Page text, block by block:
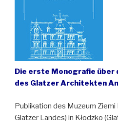
erschlossen“
Die erste Monografie über
des Glatzer Architekten
Publikation des Muzeum Ziemi
Glatzer Landes) in Kłodzko